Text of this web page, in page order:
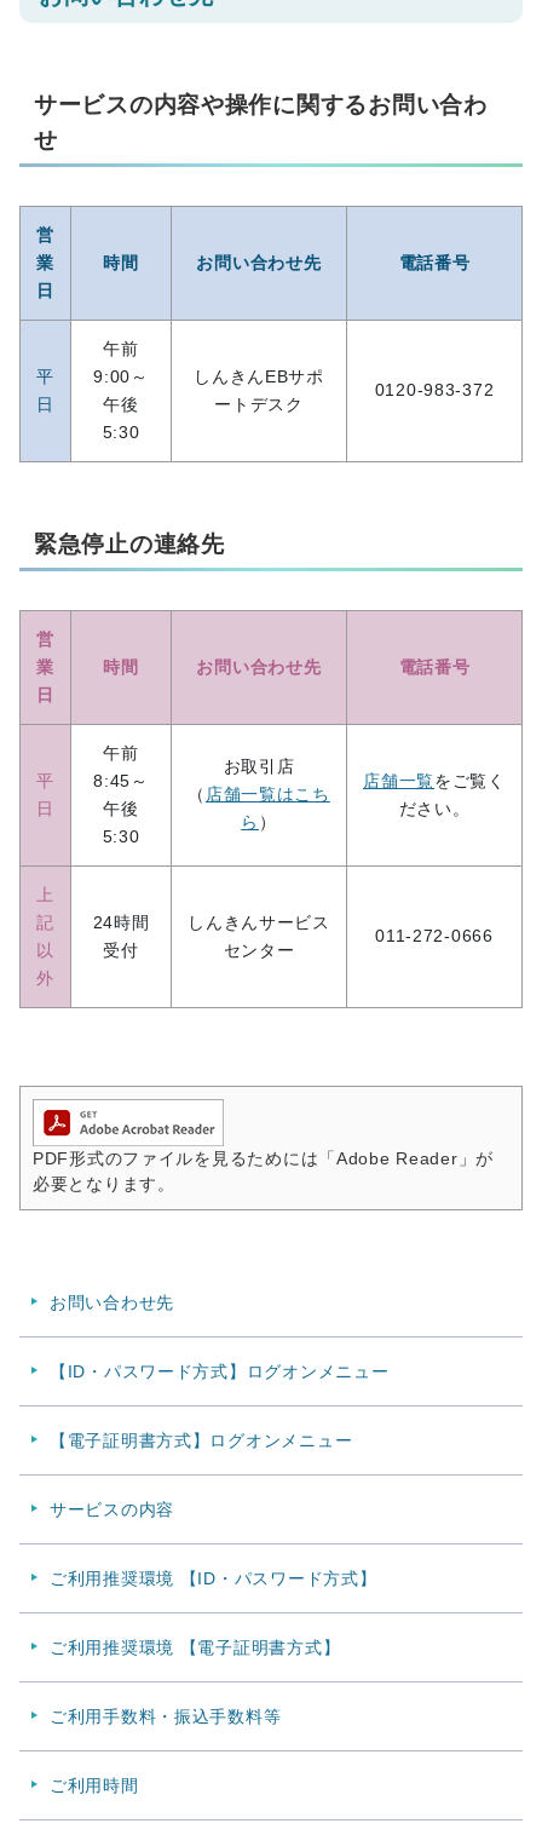
サービスの内容や操作に関するお問い合わ
せ
営
業
日
時間 お問い合わせ先 電話番号
平
日
午前
9:00～
午後
5:30
しんきんEBサポ
ートデスク
0120-983-372
緊急停止の連絡先
営
業
日
時間 お問い合わせ先 電話番号
平
日
午前
8:45～
午後
5:30
お取引店
（ 店舗一覧はこち
ら ）
店舗一覧をご覧く
ださい。
上
記
以
外
24時間
受付
しんきんサービス
センター
011-272-0666
PDF形式のファイルを見るためには「Adobe Reader」が
必要となります。
お問い合わせ先
【ID・パスワード方式】ログオンメニュー
【電子証明書方式】ログオンメニュー
サービスの内容
ご利用推奨環境 【ID・パスワード方式】
ご利用推奨環境 【電子証明書方式】
ご利用手数料・振込手数料等
ご利用時間